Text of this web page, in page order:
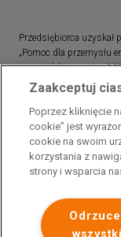
Przedsiębiorca uzyskał
„Pomoc dla przemysłu
energii elektrycznej w
programu rządowego
związana z nagłymi
2022 r.”
Zaakceptuj
Poprzez kliknięcie
cookie” jest
cookie na swoim
korzystania z
strony i wsparcia